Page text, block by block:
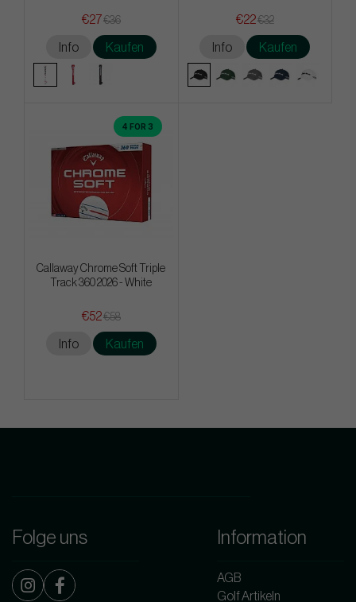
€27€36
Info Kaufen
€22€32
Info Kaufen
4 FOR 3
Callaway Chrome Soft Triple
Track 360 2026 - White
€52€58
Info Kaufen
Folge uns Information
AGB
Golf Artikeln